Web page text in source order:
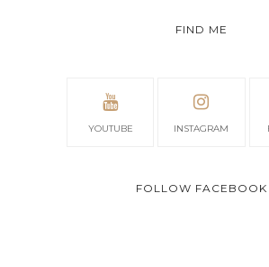
FIND ME
YOUTUBE INSTAGRAM
FOLLOW FACEBOOK